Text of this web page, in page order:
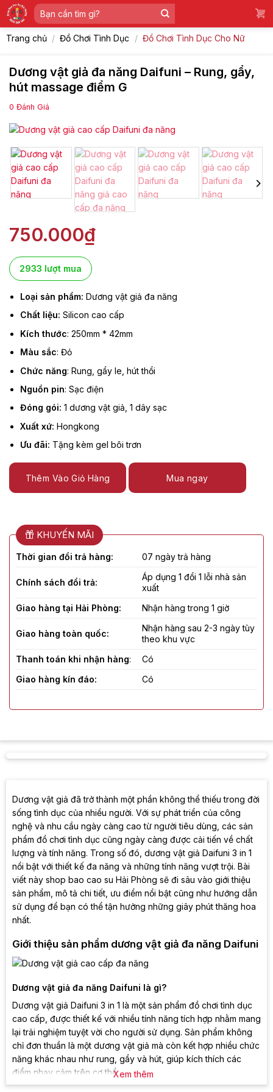
Skip
to
content
Tìm
kiếm:
Trang chủ / Đồ Chơi Tình Dục / Đồ Chơi Tình Dục Cho Nữ
Dương vật giả đa năng Daifuni – Rung, gẩy,
hút massage điểm G
0 Đánh Giá
750.000₫
2933 lượt mua
Loại sản phẩm: Dương vật giả đa năng
Chất liệu: Silicon cao cấp
Kích thước: 250mm * 42mm
Màu sắc: Đỏ
Chức năng: Rung, gẩy le, hút thổi
Nguồn pin: Sạc điện
Đóng gói:1 dương vật giả, 1 dây sạc
Xuất xứ: Hongkong
Ưu đãi: Tặng kèm gel bôi trơn
Thêm Vào Giỏ Hàng Mua ngay
KHUYẾN MÃI
Thời gian đổi trả hàng: 07 ngày trả hàng
Chính sách đổi trả:
Áp dụng 1 đổi 1 lỗi nhà sản
xuất
Giao hàng tại Hải Phòng:
Nhận hàng trong 1 giờ
Giao hàng toàn quốc:
Nhận hàng sau 2-3 ngày tùy
theo khu vực
Thanh toán khi nhận hàng:
Có
Giao hàng kín đáo:
Có
Dương vật giả đã trở thành một phần không thể thiếu trong đời
sống tình dục của nhiều người. Với sự phát triển của công
nghệ và nhu cầu ngày càng cao từ người tiêu dùng, các sản
phẩm đồ chơi tình dục cũng ngày càng được cải tiến về chất
lượng và tính năng. Trong số đó, dương vật giả Daifuni 3 in 1
nổi bật với thiết kế đa năng và những tính năng vượt trội. Bài
viết này shop bao cao su Hải Phòng sẽ đi sâu vào giới thiệu
sản phẩm, mô tả chi tiết, ưu điểm nổi bật cũng như hướng dẫn
sử dụng để bạn có thể tận hưởng những giây phút thăng hoa
nhất.
Giới thiệu sản phẩm dương vật giả đa năng Daifuni
Dương vật giả đa năng Daifuni là gì?
Dương vật giả Daifuni 3 in 1 là một sản phẩm đồ chơi tình dục
cao cấp, được thiết kế với nhiều tính năng tích hợp nhằm mang
lại trải nghiệm tuyệt vời cho người sử dụng. Sản phẩm không
chỉ đơn thuần là một dương vật giả mà còn kết hợp nhiều chức
năng khác nhau như rung, gẩy và hút, giúp kích thích các
điểm nhạy cảm trên cơ thể.Xem thêm